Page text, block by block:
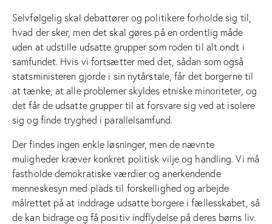
Selvfølgelig skal debattører og politikere forholde sig til,
hvad der sker, men det skal gøres på en ordentlig måde
uden at udstille udsatte grupper som roden til alt ondt i
samfundet. Hvis vi fortsætter med det, sådan som også
statsministeren gjorde i sin nytårstale, får det borgerne til
at tænke, at alle problemer skyldes etniske minoriteter, og
det får de udsatte grupper til at forsvare sig ved at isolere
sig og finde tryghed i parallelsamfund.
Der findes ingen enkle løsninger, men de nævnte
muligheder kræver konkret politisk vilje og handling. Vi må
fastholde demokratiske værdier og anerkendende
menneskesyn med plads til forskellighed og arbejde
målrettet på at inddrage udsatte borgere i fællesskabet, så
de kan bidrage og få positiv indflydelse på deres børns liv.